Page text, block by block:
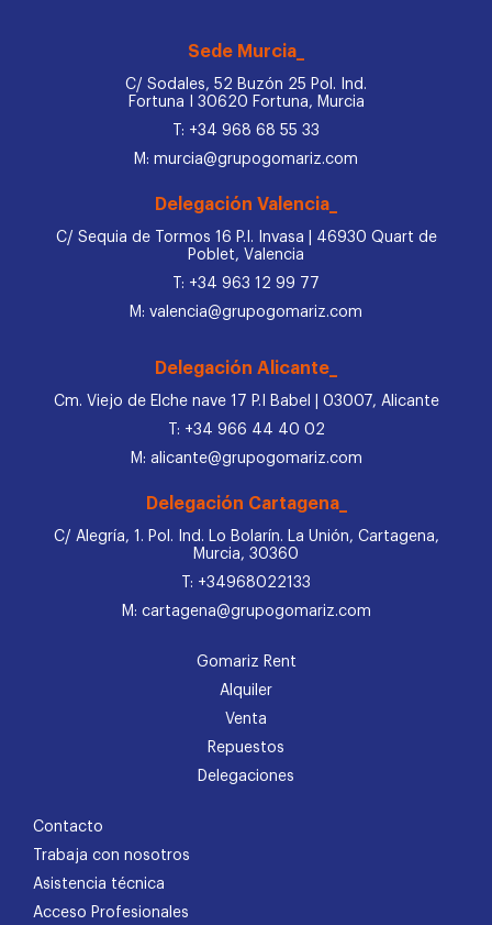
Sede Murcia_
C/ Sodales, 52 Buzón 25 Pol. Ind.
Fortuna I 30620 Fortuna, Murcia
T: +34 968 68 55 33
M: murcia@grupogomariz.com
Delegación Valencia_
C/ Sequia de Tormos 16 P.I. Invasa | 46930 Quart de
Poblet, Valencia
T: +34 963 12 99 77
M: valencia@grupogomariz.com
Delegación Alicante_
Cm. Viejo de Elche nave 17 P.I Babel | 03007, Alicante
T: +34 966 44 40 02
M: alicante@grupogomariz.com
Delegación Cartagena_
C/ Alegría, 1. Pol. Ind. Lo Bolarín. La Unión, Cartagena,
Murcia, 30360
T: +34968022133
M: cartagena@grupogomariz.com
Gomariz Rent
Alquiler
Venta
Repuestos
Delegaciones
Contacto
Trabaja con nosotros
Asistencia técnica
Acceso Profesionales